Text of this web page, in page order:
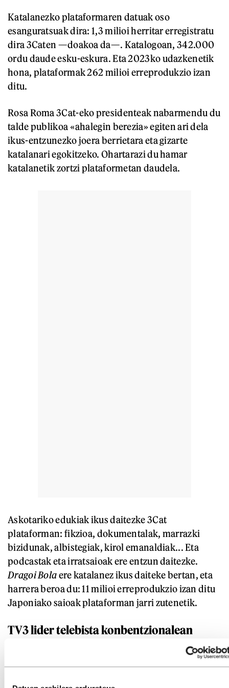
Katalanezko plataformaren datuak oso
esanguratsuak dira: 1,3 milioi herritar erregistratu
dira 3Caten —doakoa da—. Katalogoan, 342.000
ordu daude esku-eskura. Eta 2023ko udazkenetik
hona, plataformak 262 milioi erreprodukzio izan
ditu.
Rosa Roma 3Cat-eko presidenteak nabarmendu du
talde publikoa «ahalegin berezia» egiten ari dela
ikus-entzunezko joera berrietara eta gizarte
katalanari egokitzeko. Ohartarazi du hamar
katalanetik zortzi plataformetan daudela.
Askotariko edukiak ikus daitezke 3Cat
plataforman: fikzioa, dokumentalak, marrazki
bizidunak, albistegiak, kirol emanaldiak... Eta
podcastak eta irratsaioak ere entzun daitezke.
Dragoi Bolaere katalanez ikus daiteke bertan, eta
harrera beroa du: 11 milioi erreprodukzio izan ditu
Japoniako saioak plataforman jarri zutenetik.
TV3 lider telebista konbentzionalean
konbentzionalaren eskaintzan lidergo sendoa du